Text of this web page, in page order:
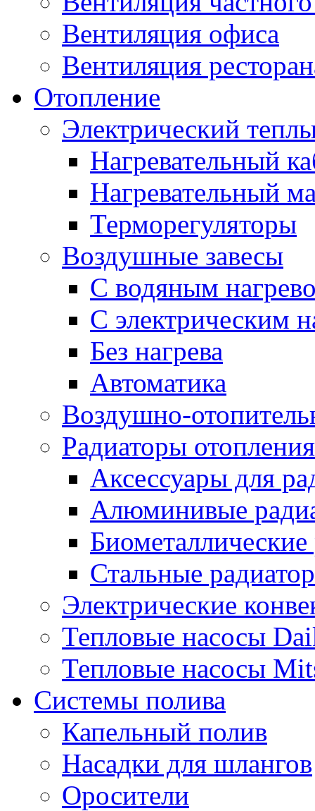
Вентиляция офиса
Вентиляция
Отопление
Электрический
Нагревательный
Нагревательный
Терморегуляторы
Воздушные завесы
С водяным
С электрическим
Без нагрева
Автоматика
Воздушно-
Радиаторы отопления
Аксессуары для
Алюминивые
Стальные
Электрические
Тепловые насосы
Тепловые насосы
Системы полива
Капельный полив
Насадки для шлангов
Оросители